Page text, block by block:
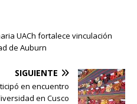
UACh fortalece vinculación
de Auburn
SIGUIENTE
en encuentro
en Cusco